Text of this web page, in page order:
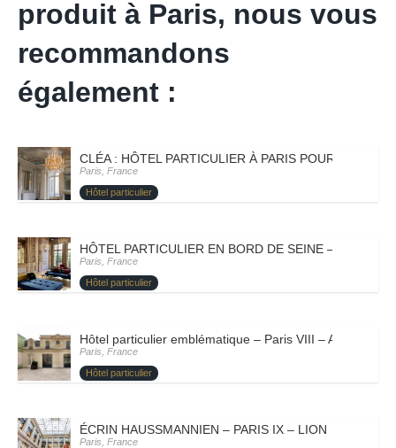
produit à Paris, nous vous
recommandons
également :
CLÉA : HÔTEL PARTICULIER À PARIS POUR
Paris, France
Hôtel particulier
HÔTEL PARTICULIER EN BORD DE SEINE – PARIS
Paris, France
Hôtel particulier
Hôtel particulier emblématique – Paris VIII – ARTY
Paris, France
Hôtel particulier
ÉCRIN HAUSSMANNIEN – PARIS IX – LION
Paris, France